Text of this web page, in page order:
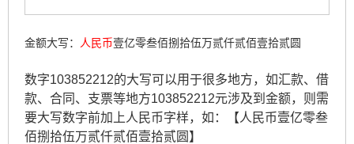
金额大写： 人民币壹亿零叁佰捌拾伍万贰仟贰佰壹拾贰圆
数字103852212的大写可以用于很多地方，如汇款、借
款、合同、支票等地方103852212元涉及到金额，则需
要大写数字前加上人民币字样，如：【人民币壹亿零叁
佰捌拾伍万贰仟贰佰壹拾贰圆】